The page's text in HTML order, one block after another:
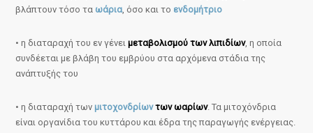
βλάπτουν τόσο τα ωάρια, όσο και το ενδομήτριο
• η διαταραχή του εν γένειμεταβολισμού των λιπιδίων, η οποία
συνδέεται με βλάβη του εμβρύου στα αρχόμενα στάδια της
ανάπτυξής του
• η διαταραχή τωνμιτοχονδρίωντων ωαρίων. Τα μιτοχόνδρια
είναι οργανίδια του κυττάρου και έδρα της παραγωγής ενέργειας.